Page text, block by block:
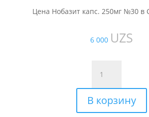
Цена Нобазит капс. 250мг №30 в
6 000 UZS
товара
Нобазит
капс.
250мг
В корзину